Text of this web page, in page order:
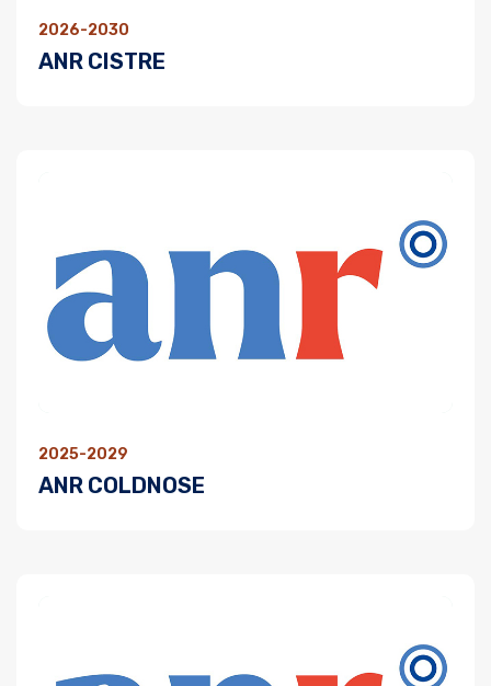
2026-2030
ANR CISTRE
2025-2029
ANR COLDNOSE